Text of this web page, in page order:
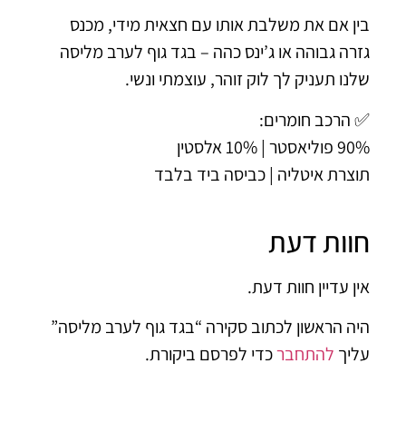
אם את משלבת אותו עם חצאית מידי, מכנס
גבוהה או ג’ינס כהה – בגד גוף לערב מליסה
תעניק לך לוק זוהר, עוצמתי ונשי.
הרכב חומרים:
איטליה | כביסה ביד בלבד
דעת
עדיין חוות דעת.
הראשון לכתוב סקירה “בגד גוף לערב מליסה”
להתחברכדי לפרסם ביקורת.